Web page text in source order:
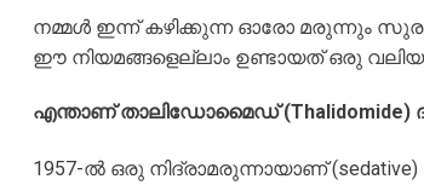
​നമ്മൾ ഇന്ന് കഴിക്കുന്ന ഓരോ മരുന്നും
ഈ നിയമങ്ങളെല്ലാം ഉണ്ടായത് ഒരു വലിയ
എന്താണ് താലിഡോമൈഡ് (Thalidomide)
1957-ൽ ഒരു നിദ്രാമരുന്നായാണ്